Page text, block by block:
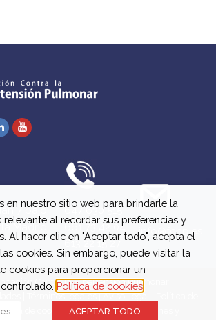
LinkedInYoutube
7 bajo
Madrid
647 630 515
661 73 42 04
613 22 15 27
info@fchp.es
Contra la Hipertensión Pulmonar
Términos legales|Aviso Legal
de cookies |Política de devoluciones y
en nuestro sitio web para brindarle la
relevante al recordar sus preferencias y
Al hacer clic en "Aceptar todo", acepta el
cookies. Sin embargo, puede visitar la
cookies para proporcionar un
Política de cookies
ACEPTAR TODO